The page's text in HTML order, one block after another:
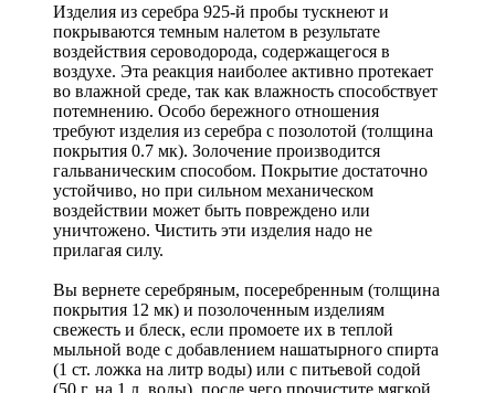
Изделия из серебра 925-й пробы тускнеют и
покрываются темным налетом в результате
воздействия сероводорода, содержащегося в
воздухе. Эта реакция наиболее активно протекает
во влажной среде, так как влажность способствует
потемнению. Особо бережного отношения
требуют изделия из серебра с позолотой (толщина
покрытия 0.7 мк). Золочение производится
гальваническим способом. Покрытие достаточно
устойчиво, но при сильном механическом
воздействии может быть повреждено или
уничтожено. Чистить эти изделия надо не
прилагая силу.
Вы вернете серебряным, посеребренным (толщина
покрытия 12 мк) и позолоченным изделиям
свежесть и блеск, если промоете их в теплой
мыльной воде с добавлением нашатырного спирта
(1 ст. ложка на литр воды) или с питьевой содой
(50 г. на 1 л. воды), после чего прочистите мягкой